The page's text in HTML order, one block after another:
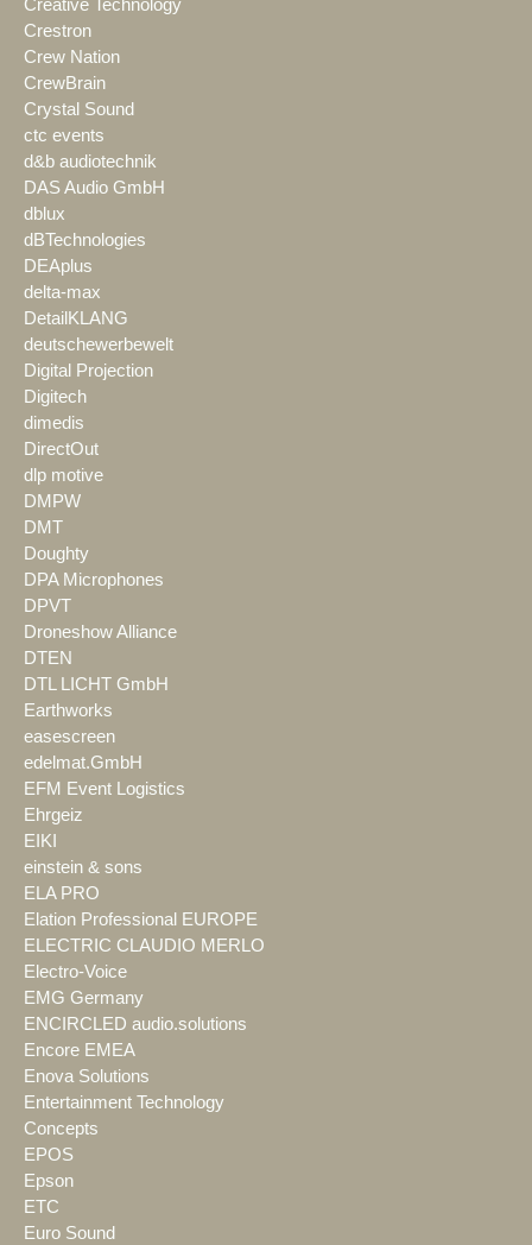
Creative Technology
Crestron
Crew Nation
CrewBrain
Crystal Sound
ctc events
d&b audiotechnik
DAS Audio GmbH
dblux
dBTechnologies
DEAplus
delta-max
DetailKLANG
deutschewerbewelt
Digital Projection
Digitech
dimedis
DirectOut
dlp motive
DMPW
DMT
Doughty
DPA Microphones
DPVT
Droneshow Alliance
DTEN
DTL LICHT GmbH
Earthworks
easescreen
edelmat.GmbH
EFM Event Logistics
Ehrgeiz
EIKI
einstein & sons
ELA PRO
Elation Professional EUROPE
ELECTRIC CLAUDIO MERLO
Electro-Voice
EMG Germany
ENCIRCLED audio.solutions
Encore EMEA
Enova Solutions
Entertainment Technology
Concepts
EPOS
Epson
ETC
Euro Sound